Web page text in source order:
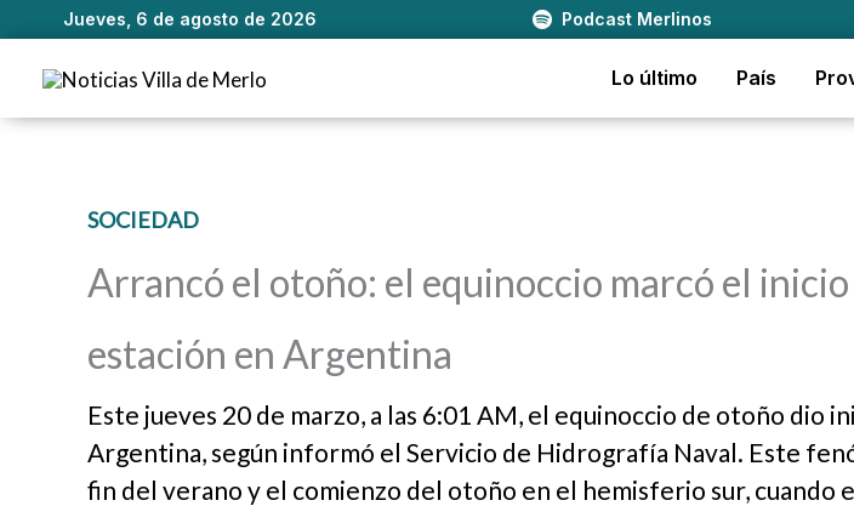
Jueves, 6 de agosto de 2026 Podcast Merlinos
contenido
Lo último País
SOCIEDAD
Arrancó el otoño: el equinoccio marcó el inicio
estación en Argentina
Este jueves 20 de marzo, a las 6:01 AM, el equinoccio de otoño dio
Argentina, según informó el Servicio de Hidrografía Naval. Este
fin del verano y el comienzo del otoño en el hemisferio sur, cuando